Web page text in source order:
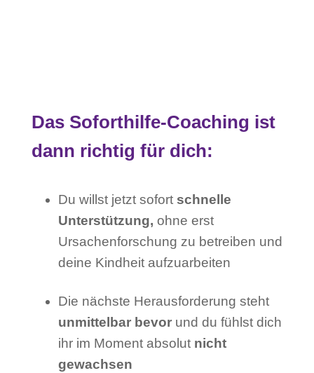
Das Soforthilfe-Coaching ist
dann richtig für dich:
Du willst jetzt sofort schnelle
Unterstützung, ohne erst
Ursachenforschung zu betreiben und
deine Kindheit aufzuarbeiten
Die nächste Herausforderung steht
unmittelbar bevorund du fühlst dich
ihr im Moment absolutnicht
gewachsen